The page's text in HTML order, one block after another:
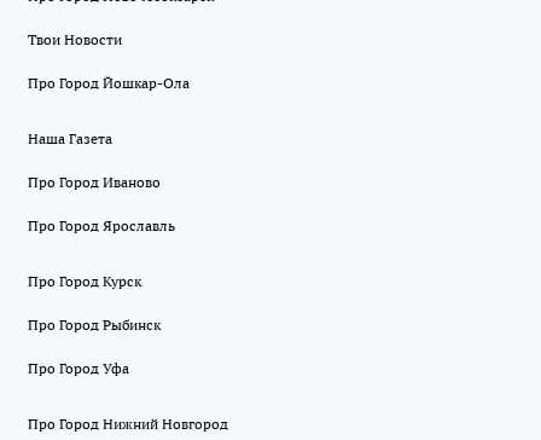
Твои Новости
Про Город Йошкар-Ола
Наша Газета
Про Город Иваново
Про Город Ярославль
Про Город Курск
Про Город Рыбинск
Про Город Уфа
Про Город Нижний Новгород